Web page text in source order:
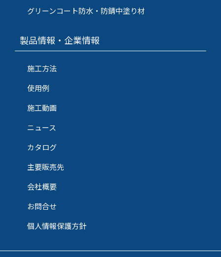
グリーンコート防水・防錆中塗り材
製品情報・企業情報
施工方法
使用例
施工動画
ニュース
カタログ
主要販売先
会社概要
お問合せ
個人情報保護方針